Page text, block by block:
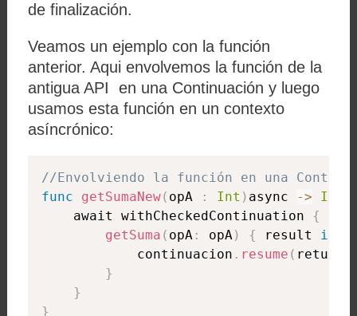
de finalización.
Veamos un ejemplo con la función
anterior. Aqui envolvemos la función de la
antigua API en una Continuación y luego
usamos esta función en un contexto
asíncrónico:
//Envolviendo la función en una
func
getSumaNew( opA : Int ) async -> Int
    await withCheckedContinuation
{
getSuma ( opA: opA) { result in
            continuacion
. resume (
}
}
}